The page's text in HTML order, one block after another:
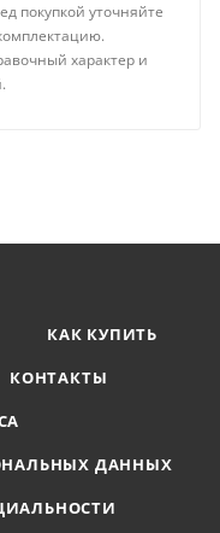
покупкой уточняйте
характер и
КАК КУПИТЬ
КОНТАКТЫ
ДАННЫХ